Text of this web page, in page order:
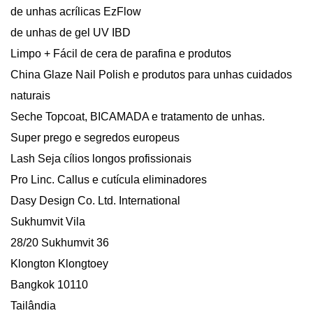
de unhas acrílicas EzFlow
de unhas de gel UV IBD
Limpo + Fácil de cera de parafina e produtos
China Glaze Nail Polish e produtos para unhas cuidados
naturais
Seche Topcoat, BICAMADA e tratamento de unhas.
Super prego e segredos europeus
Lash Seja cílios longos profissionais
Pro Linc. Callus e cutícula eliminadores
Dasy Design Co. Ltd. International
Sukhumvit Vila
28/20 Sukhumvit 36 ​​
Klongton Klongtoey
Bangkok 10110
Tailândia